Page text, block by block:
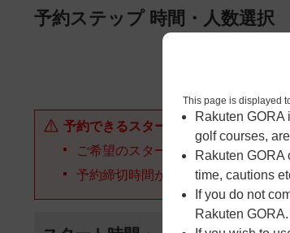
ページの本文へ
予約ステップ 時間・人数選択
予約できるスタート枠がありません。
ご希望のスタート時間の枠が他の
予約締切時間が過ぎてしまった。
This page is displayed
Rakuten
golf courses,
Rakuten
time, cautions
If you do not
Rakuten